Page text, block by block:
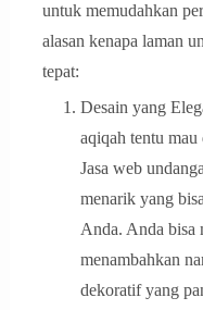
untuk memudahkan
alasan kenapa laman
tepat:
Desain yang
aqiqah tentu
Jasa web
menarik yang
Anda. Anda bisa
menambahkan
dekoratif yang